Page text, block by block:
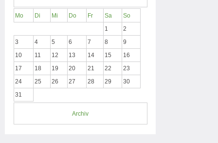
Mo Di Mi Do Fr Sa
So
1
2
3
4 5 6 7 8
9
10
11 12 13 14 15
16
17
18 19 20 21 22
23
24
25 26 27 28 29
30
31
Archiv